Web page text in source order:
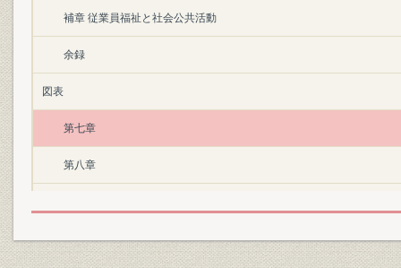
補章 従業員福祉と社会公共活動
余録
図表
第七章
第八章
第一〇章